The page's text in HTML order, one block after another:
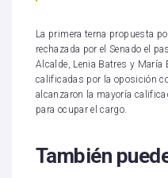
La primera terna propuesta
rechazada por el Senado el
Alcalde, Lenia Batres y María
calificadas por la oposición
alcanzaron la mayoría
para ocupar el cargo.
También